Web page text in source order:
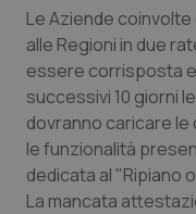
Friuli Venezia
Lazio
Liguria
Lombardia
Dermatite
Diabete &
Disturbi
Dolore
Le Aziende
alle Regioni in due
essere corrisposta
successivi 10 giorni
dovranno caricare
le funzionalità
dedicata al "Ripiano
La mancata